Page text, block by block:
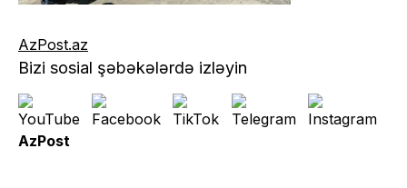
AzPost.az
Bizi sosial şəbəkələrdə izləyin
AzPost